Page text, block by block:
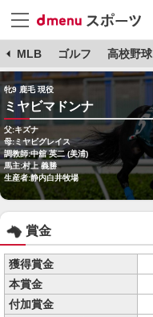
MLB ゴルフ 高校野球
牝9 鹿毛 現役
ミヤビマドンナ
父:キズナ
母:ミヤビグレイス
調教師:中舘 英二 (美浦)
馬主:村上 義勝
生産者:静内白井牧場
賞金
獲得賞金
本賞金
付加賞金